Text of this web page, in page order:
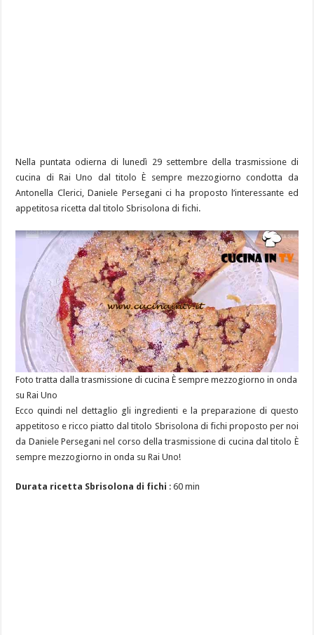
Nella puntata odierna di lunedì 29 settembre della trasmissione di
cucina di Rai Uno dal titolo È sempre mezzogiorno condotta da
Antonella Clerici, Daniele Persegani ci ha proposto l’interessante ed
appetitosa ricetta dal titolo Sbrisolona di fichi.
Foto tratta dalla trasmissione di cucina È sempre mezzogiorno in onda
su Rai Uno
Ecco quindi nel dettaglio gli ingredienti e la preparazione di questo
appetitoso e ricco piatto dal titolo Sbrisolona di fichi proposto per noi
da Daniele Persegani nel corso della trasmissione di cucina dal titolo È
sempre mezzogiorno in onda su Rai Uno!
Durata ricetta Sbrisolona di fichi : 60 min